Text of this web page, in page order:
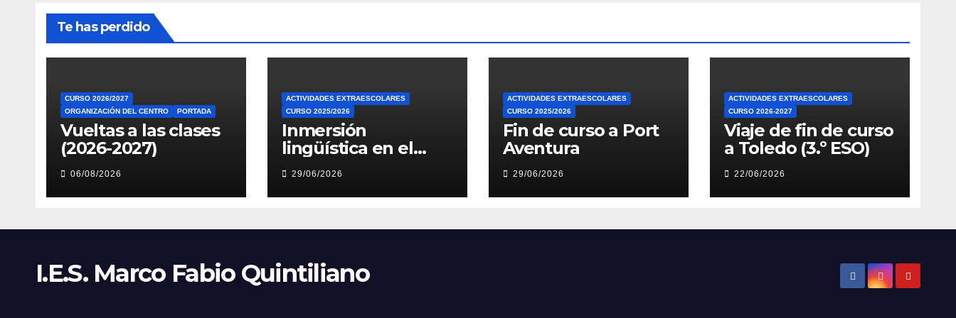
Te has perdido
CURSO 2026/2027
ORGANIZACIÓN DEL CENTRO
PORTADA
Vueltas a las clases
(2026-2027)
06/08/2026
ACTIVIDADES EXTRAESCOLARES
CURSO 2025/2026
Inmersión
lingüística en el
Pirineo
29/06/2026
ACTIVIDADES EXTRAESCOLARES
CURSO 2025/2026
Fin de curso a Port
Aventura
29/06/2026
ACTIVIDADES EXTRAESCOLARES
CURSO 2026-2027
Viaje de fin de curso
a Toledo (3.º ESO)
22/06/2026
I.E.S. Marco Fabio Quintiliano